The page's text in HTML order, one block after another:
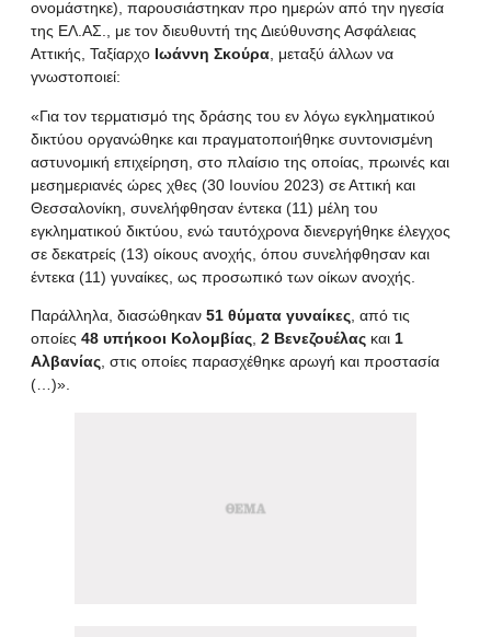
ονομάστηκε), παρουσιάστηκαν προ ημερών από την ηγεσία
της ΕΛ.ΑΣ., με τον διευθυντή της Διεύθυνσης Ασφάλειας
Αττικής, Ταξίαρχο Ιωάννη Σκούρα, μεταξύ άλλων να
γνωστοποιεί:
«Για τον τερματισμό της δράσης του εν λόγω εγκληματικού
δικτύου οργανώθηκε και πραγματοποιήθηκε συντονισμένη
αστυνομική επιχείρηση, στο πλαίσιο της οποίας, πρωινές και
μεσημεριανές ώρες χθες (30 Ιουνίου 2023) σε Αττική και
Θεσσαλονίκη, συνελήφθησαν έντεκα (11) μέλη του
εγκληματικού δικτύου, ενώ ταυτόχρονα διενεργήθηκε έλεγχος
σε δεκατρείς (13) οίκους ανοχής, όπου συνελήφθησαν και
έντεκα (11) γυναίκες, ως προσωπικό των οίκων ανοχής.
Παράλληλα, διασώθηκαν 51 θύματα γυναίκες , από τις
οποίες 48 υπήκοοι Κολομβίας 2 Βενεζουέλας και 1
Αλβανίας , στις οποίες παρασχέθηκε αρωγή και προστασία
(…)».